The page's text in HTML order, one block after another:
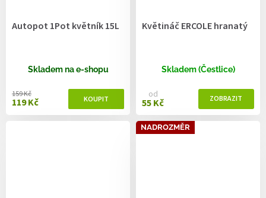
Autopot 1Pot květník 15L
Skladem na e-shopu
119 Kč
159 Kč
Květináč ERCOLE hranatý
Skladem (Čestlice)
od
55 Kč
NADROZMĚR